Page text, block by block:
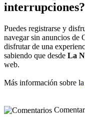
interrupciones?
Puedes registrarse y
navegar sin anuncios de
disfrutar de una
sabiendo que desde La
web.
Más información sobre la